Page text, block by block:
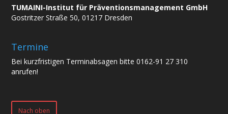
TUMAINI-Institut für Präventionsmanagement GmbH
Gostritzer Straße 50, 01217 Dresden
Termine
Bei kurzfristigen Terminabsagen bitte 0162-91 27 310
anrufen!
Nach oben